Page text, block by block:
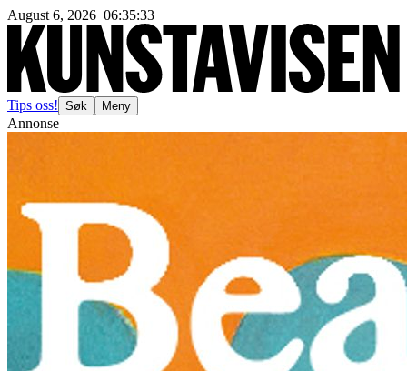
August 6, 2026 06:35:36
Tips oss! Søk Meny
Annonse